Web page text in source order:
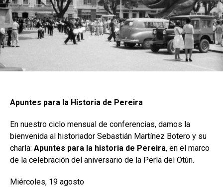
Apuntes para la Historia de Pereira
En nuestro ciclo mensual de conferencias, damos la
bienvenida al historiador Sebastián Martínez Botero y su
charla: Apuntes para la historia de Pereira, en el marco
de la celebración del aniversario de la Perla del Otún.
Miércoles, 19 agosto